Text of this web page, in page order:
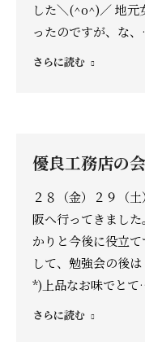
した＼(^o^)／ 地元
ったのですが、な
さらに読む
優良工務店の会
２８（金）２９（
阪へ行ってきまし
かりと今後に役立
して、勉強会の後
*)上品なお味でと
さらに読む